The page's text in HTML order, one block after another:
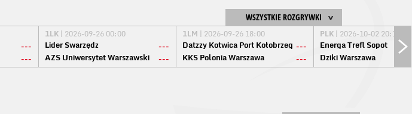
WSZYSTKIE ROZGRYWKI
---
---
1LK | 2026-09-26 00:00
Lider Swarzędz
---
AZS Uniwersytet Warszawski
---
1LM | 2026-09-26 18:00
Datzzy Kotwica Port Kołobrzeg ---
KKS Polonia Warszawa
---
PLK | 2026-10-02 20:15
Energa Trefl Sopot
Dziki Warszawa